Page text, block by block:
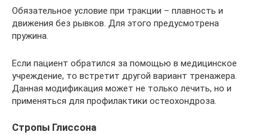
Обязательное условие при тракции – плавность и
движения без рывков. Для этого предусмотрена
пружина.
Если пациент обратился за помощью в медицинское
учреждение, то встретит другой вариант тренажера.
Данная модификация может не только лечить, но и
применяться для профилактики остеохондроза.
Стропы Глиссона